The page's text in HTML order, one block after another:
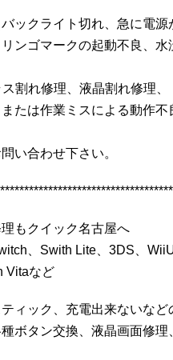
ックライト切れ、急に電源
ンゴマークの起動不良、水
割れ修理、液晶割れ修理、
たは作業ミスによる動作不
い合わせ下さい。
もクイック名古屋へ
、Swith Lite、3DS、WiiU
Vitaなど
ィック、充電出来ないなど
ボタン交換、液晶画面修理